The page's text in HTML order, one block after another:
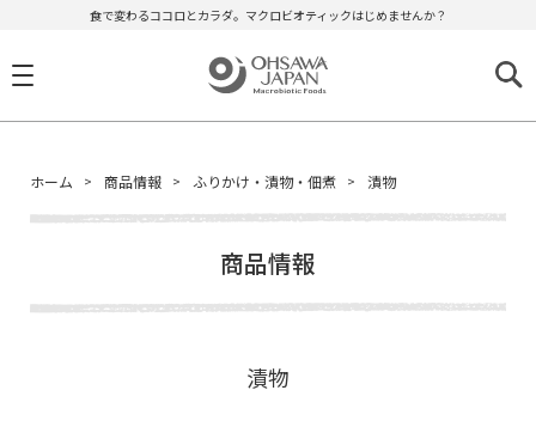
食で変わるココロとカラダ。マクロビオティックはじめませんか？
ホーム 商品情報 ふりかけ・漬物・佃煮 漬物
商品情報
漬物